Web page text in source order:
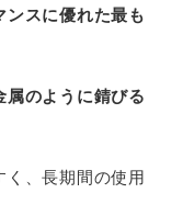
ンスに優れた最も
属のように錆びる
く、長期間の使用